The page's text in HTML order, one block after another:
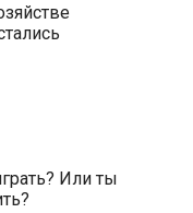
Или ты